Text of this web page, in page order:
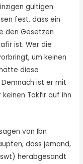
gültigen
fest, dass ein
den Gesetzen
ist. Wer die
um keinen
diese
ist er mit
keinen Takfir auf ihn
von Ibn
dass jemand,
herabgesandt